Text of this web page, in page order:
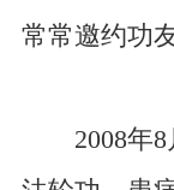
常常邀约功
2008年8